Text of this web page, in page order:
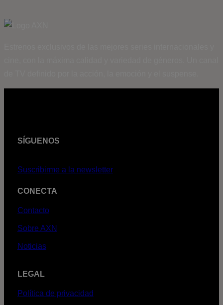
SÍGUENOS
Suscribirme a la newsletter
CONECTA
Contacto
Sobre AXN
Noticias
LEGAL
Política de privacidad